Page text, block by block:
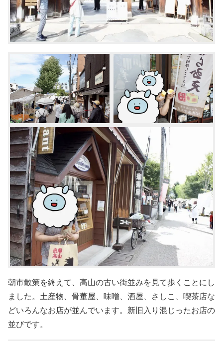
朝市散策を終えて、高山の古い街並みを見て歩くことにし
ました。土産物、骨董屋、味噌、酒屋、さしこ、喫茶店な
どいろんなお店が並んでいます。新旧入り混じったお店の
並びです。